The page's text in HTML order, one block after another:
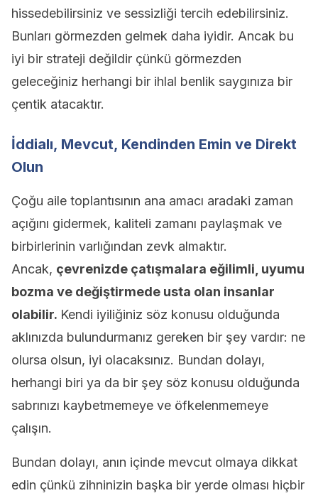
hissedebilirsiniz ve sessizliği tercih edebilirsiniz.
Bunları görmezden gelmek daha iyidir. Ancak bu
iyi bir strateji değildir çünkü görmezden
geleceğiniz herhangi bir ihlal benlik saygınıza bir
çentik atacaktır.
İddialı, Mevcut, Kendinden Emin ve Direkt
Olun
Çoğu aile toplantısının ana amacı aradaki zaman
açığını gidermek, kaliteli zamanı paylaşmak ve
birbirlerinin varlığından zevk almaktır.
Ancak, çevrenizde çatışmalara eğilimli, uyumu
bozma ve değiştirmede usta olan insanlar
olabilir. Kendi iyiliğiniz söz konusu olduğunda
aklınızda bulundurmanız gereken bir şey vardır: ne
olursa olsun, iyi olacaksınız. Bundan dolayı,
herhangi biri ya da bir şey söz konusu olduğunda
sabrınızı kaybetmemeye ve öfkelenmemeye
çalışın.
Bundan dolayı, anın içinde mevcut olmaya dikkat
edin çünkü zihninizin başka bir yerde olması hiçbir